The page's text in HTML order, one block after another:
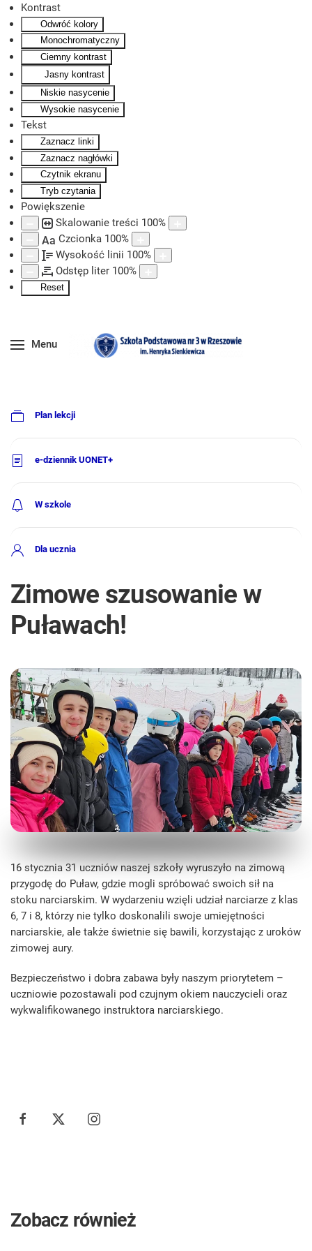
Kontrast
Odwróć kolory
Monochromatyczny
Ciemny kontrast
Jasny kontrast
Niskie nasycenie
Wysokie nasycenie
Tekst
Zaznacz linki
Zaznacz nagłówki
Czytnik ekranu
Tryb czytania
Powiększenie
Skalowanie treści 100%
Aa Czcionka 100%
Wysokość linii 100%
Odstęp liter 100%
Reset
Skip to main content
Menu
Plan lekcji
e-dziennik UONET+
W szkole
Dla ucznia
Zimowe szusowanie w
Puławach!
16 stycznia 31 uczniów naszej szkoły wyruszyło na zimową
przygodę do Puław, gdzie mogli spróbować swoich sił na
stoku narciarskim. W wydarzeniu wzięli udział narciarze z klas
6, 7 i 8, którzy nie tylko doskonalili swoje umiejętności
narciarskie, ale także świetnie się bawili, korzystając z uroków
zimowej aury.
Bezpieczeństwo i dobra zabawa były naszym priorytetem –
uczniowie pozostawali pod czujnym okiem nauczycieli oraz
wykwalifikowanego instruktora narciarskiego.
Zobacz również